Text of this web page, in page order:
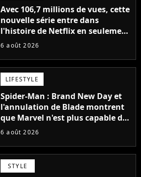
Avec 106,7 millions de vues, cette
nouvelle série entre dans
l'histoire de Netflix en seulement
48 jours
6 août 2026
LIFESTYLE
Spider-Man : Brand New Day et
l'annulation de Blade montrent
que Marvel n'est plus capable de
faire quoi que ce soit de simple
6 août 2026
STYLE